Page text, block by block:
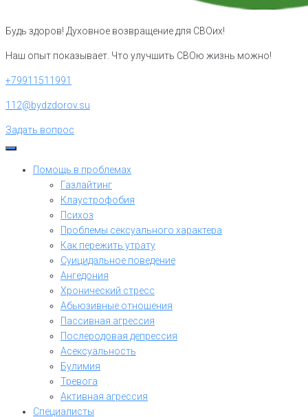
Будь здоров! Духовное возвращение для СВОих!
Наш опыт показывает. Что улучшить СВОю жизнь можно!
+79911511991
112@bydzdorov.su
Задать вопрос
Помощь в проблемах
Газлайтинг
Клаустрофобия
Психоз
Проблемы сексуального характера
Как пережить утрату
Суицидальное поведение
Ангедония
Хронический стресс
Абьюзивные отношения
Пассивная агрессия
Послеродовая депрессия
Асексуальность
Булимия
Тревога
Активная агрессия
Специалисты